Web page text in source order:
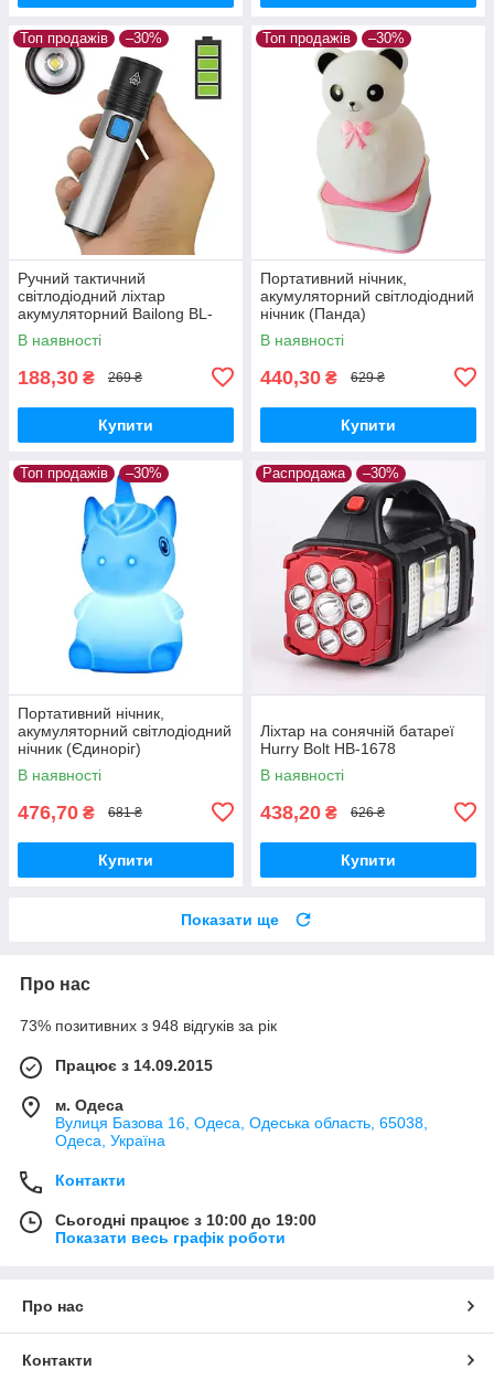
Топ продажів –30%
Ручний тактичний
світлодіодний ліхтар
акумуляторний Bailong BL-
K31 USB CHARGE+ ZOOM
В наявності
188,30 ₴ 269 ₴
Купити
Топ продажів –30%
Портативний нічник,
акумуляторний світлодіодний
нічник (Панда)
В наявності
440,30 ₴ 629 ₴
Купити
Топ продажів –30%
Портативний нічник,
акумуляторний світлодіодний
нічник (Єдиноріг)
В наявності
476,70 ₴ 681 ₴
Купити
Распродажа –30%
Ліхтар на сонячній батареї
Hurry Bolt HB-1678
В наявності
438,20 ₴ 626 ₴
Купити
Показати ще
Про нас
73% позитивних з 948 відгуків за рік
Працює з 14.09.2015
м. Одеса
Вулиця Базова 16, Одеса, Одеська область, 65038,
Одеса, Україна
Контакти
Сьогодні працює з 10:00 до 19:00
Показати весь графік роботи
Про нас
Контакти